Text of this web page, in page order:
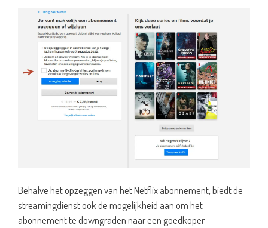
Behalve het opzeggen van het Netflix abonnement, biedt de
streamingdienst ook de mogelijkheid aan om het
abonnement te downgraden naar een goedkoper